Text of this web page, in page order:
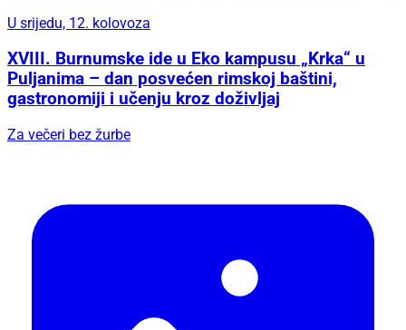
U srijedu, 12. kolovoza
XVIII. Burnumske ide u Eko kampusu „Krka“ u
Puljanima – dan posvećen rimskoj baštini,
gastronomiji i učenju kroz doživljaj
Za večeri bez žurbe